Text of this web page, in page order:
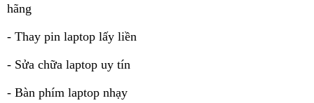
hãng
- Thay pin laptop lấy liền
- Sửa chữa laptop uy tín
- Bàn phím laptop nhạy